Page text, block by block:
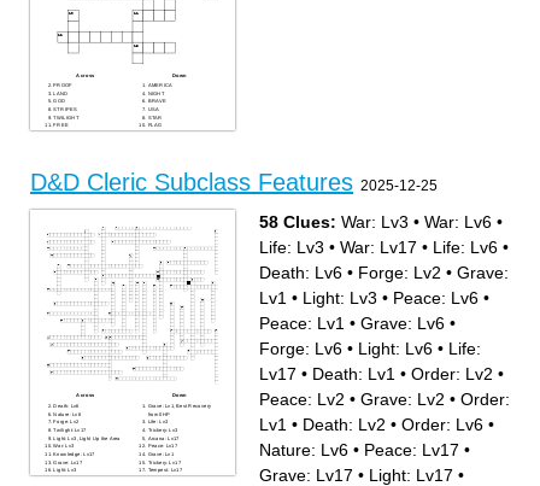
Across
PROOF
LAND
GOD
STRIPES
TWILIGHT
FREE
WATCHING
Down
AMERICA
NIGHT
BRAVE
USA
STAR
FLAG
FIGHT
D&D Cleric Subclass Features 2025-12-25
Across
Death: Lv6
Nature: Lv6
Forge: Lv2
Twilight: Lv17
Light: Lv3, Light Up the Area
War: Lv3
Knowledge: Lv17
Grave: Lv17
Light: Lv3
Trickery: Lv3, Good for Hiding
Down
Grave: Lv1, Best Recovery
from 0HP
Life: Lv3
Trickery: Lv3
Arcana: Lv17
Peace: Lv17
Grave: Lv1
Trickery: Lv17
Tempest: Lv17
War: Lv6
58 Clues: War: Lv3 • War: Lv6 •
Life: Lv3 • War: Lv17 • Life: Lv6 •
Death: Lv6 • Forge: Lv2 • Grave:
Lv1 • Light: Lv3 • Peace: Lv6 •
Peace: Lv1 • Grave: Lv6 •
Forge: Lv6 • Light: Lv6 • Life:
Lv17 • Death: Lv1 • Order: Lv2 •
Peace: Lv2 • Grave: Lv2 • Order:
Lv1 • Death: Lv2 • Order: Lv6 •
Nature: Lv6 • Peace: Lv17 •
Grave: Lv17 • Light: Lv17 •